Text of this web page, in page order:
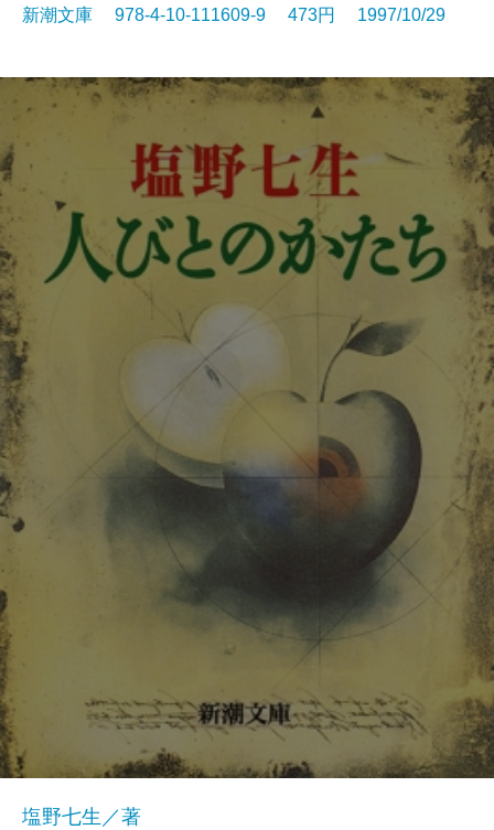
新潮文庫 978-4-10-111609-9 473円 1997/10/29
塩野七生／著